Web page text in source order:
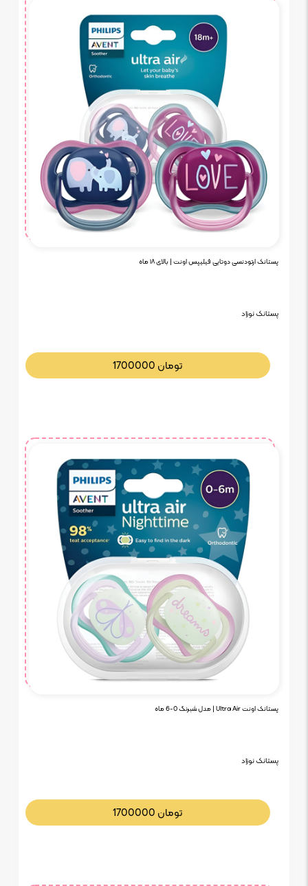
پستانک ارتودنسی دوتایی فیلیپس اونت | بالای ۱۸ ماه
پستانک نوزاد
1700000 تومان
پستانک اونت Ultra Air | مدل شبرنگ 0-6 ماه
پستانک نوزاد
1700000 تومان